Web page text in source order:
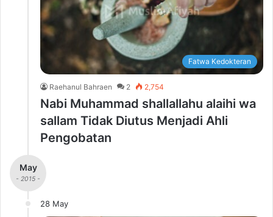
Fatwa Kedokteran
Raehanul Bahraen 2 2,754
Nabi Muhammad shallallahu alaihi wa
sallam Tidak Diutus Menjadi Ahli
Pengobatan
May
- 2015 -
28 May